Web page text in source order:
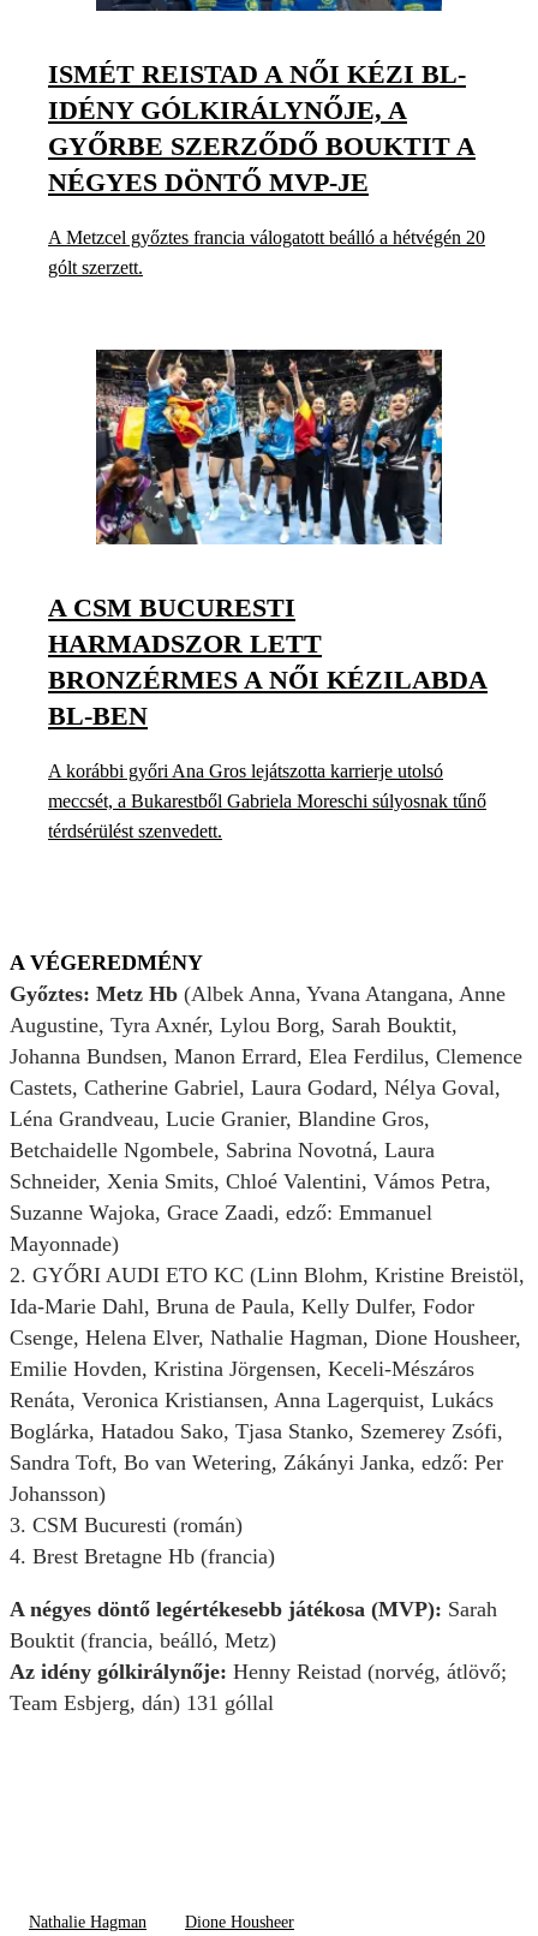
ISMÉT REISTAD A NŐI KÉZI BL-
IDÉNY GÓLKIRÁLYNŐJE, A
GYŐRBE SZERZŐDŐ BOUKTIT A
NÉGYES DÖNTŐ MVP-JE
A Metzcel győztes francia válogatott beálló a hétvégén 20
gólt szerzett.
A CSM BUCURESTI
HARMADSZOR LETT
BRONZÉRMES A NŐI KÉZILABDA
BL-BEN
A korábbi győri Ana Gros lejátszotta karrierje utolsó
meccsét, a Bukarestből Gabriela Moreschi súlyosnak tűnő
térdsérülést szenvedett.
A VÉGEREDMÉNY
Győztes: Metz Hb (Albek Anna, Yvana Atangana, Anne
Augustine, Tyra Axnér, Lylou Borg, Sarah Bouktit,
Johanna Bundsen, Manon Errard, Elea Ferdilus, Clemence
Castets, Catherine Gabriel, Laura Godard, Nélya Goval,
Léna Grandveau, Lucie Granier, Blandine Gros,
Betchaidelle Ngombele, Sabrina Novotná, Laura
Schneider, Xenia Smits, Chloé Valentini, Vámos Petra,
Suzanne Wajoka, Grace Zaadi, edző: Emmanuel
Mayonnade)
2. GYŐRI AUDI ETO KC (Linn Blohm, Kristine Breistöl,
Ida-Marie Dahl, Bruna de Paula, Kelly Dulfer, Fodor
Csenge, Helena Elver, Nathalie Hagman, Dione Housheer,
Emilie Hovden, Kristina Jörgensen, Keceli-Mészáros
Renáta, Veronica Kristiansen, Anna Lagerquist, Lukács
Boglárka, Hatadou Sako, Tjasa Stanko, Szemerey Zsófi,
Sandra Toft, Bo van Wetering, Zákányi Janka, edző: Per
Johansson)
3. CSM Bucuresti (román)
4. Brest Bretagne Hb (francia)
A négyes döntő legértékesebb játékosa (MVP): Sarah
Bouktit (francia, beálló, Metz)
Az idény gólkirálynője: Henny Reistad (norvég, átlövő;
Team Esbjerg, dán) 131 góllal
Nathalie Hagman Dione Housheer